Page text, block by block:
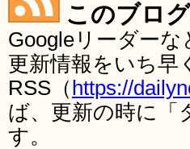
このブロ
Googleリーダー
更新情報をいち早
RSS（ https://
ば、更新の時に「
す。